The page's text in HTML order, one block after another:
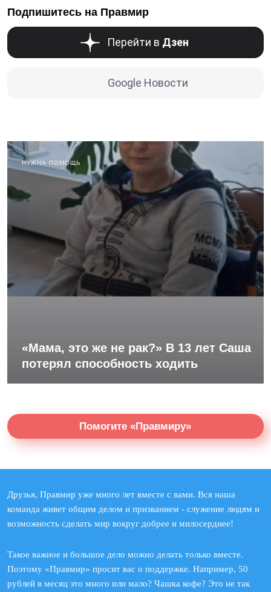
Подпишитесь на Правмир
Перейти в Дзен
Google Новости
НУЖНА ПОМОЩЬ
«Мама, это же не рак?» В 13 лет Саша
потерял способность ходить
Помогите «Правмиру»
Друзья, Правмир уже много лет вместе с вами. Вся наша
команда живет общим делом и призванием - служение людям и
возможность сделать мир вокруг добрее и милосерднее!
Такое важное и большое дело можно делать только вместе.
Поэтому «Правмир» просит вас о поддержке. Например, 50
рублей в месяц это много или мало? Чашка кофе? Это не так